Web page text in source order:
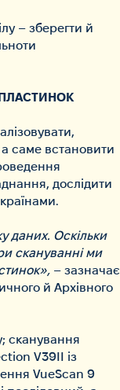
– зберегти й
а саме встановити
дослідити
даних. Оскільки
скануванні ми
– зазначає
й Архівного
сканування
V39II із
VueScan 9